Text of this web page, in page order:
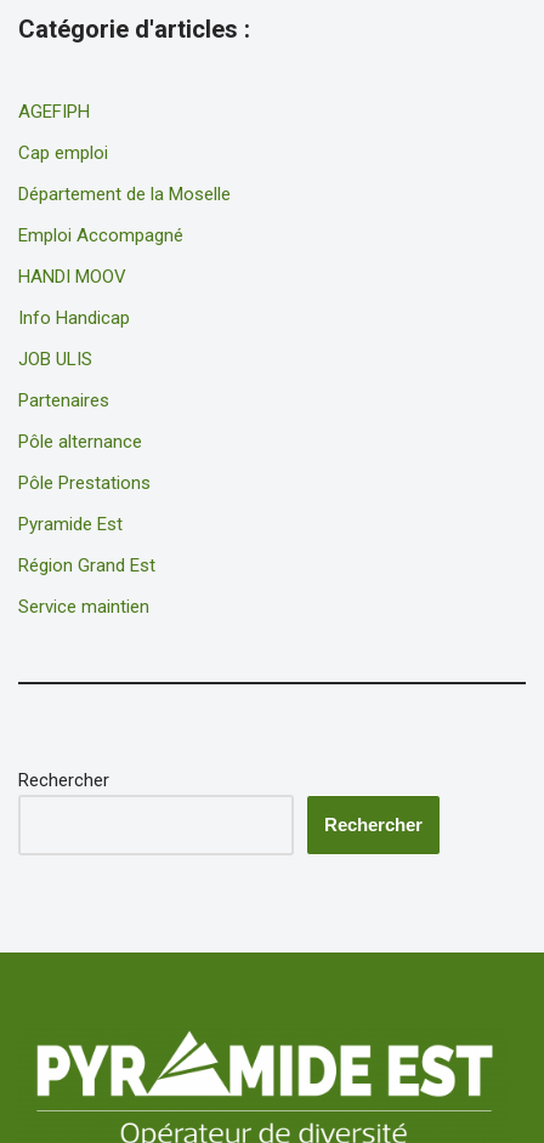
Catégorie d'articles :
AGEFIPH
Cap emploi
Département de la Moselle
Emploi Accompagné
HANDI MOOV
Info Handicap
JOB ULIS
Partenaires
Pôle alternance
Pôle Prestations
Pyramide Est
Région Grand Est
Service maintien
Rechercher
Rechercher